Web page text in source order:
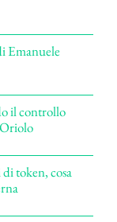
Emanuele
il controllo
token, cosa